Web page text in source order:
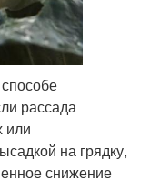
рассада
или
на грядку,
снижение